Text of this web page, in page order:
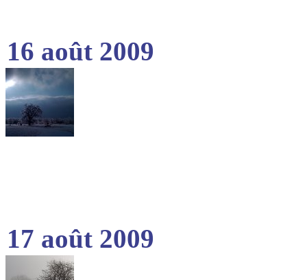
16 août 2009
17 août 2009